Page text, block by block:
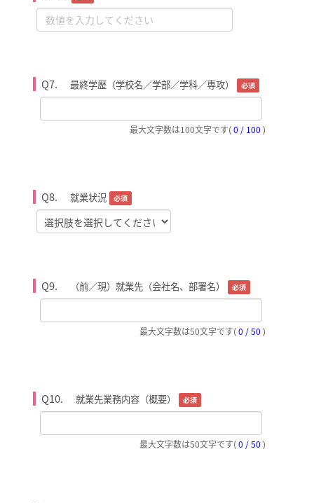
Q7. 最終学歴（学校名／学部／学科／専攻） 必須
最大文字数は100文字です(0 / 100 )
Q8. 就業状況 必須
Q9. （前／現）就業先（会社名、部署名） 必須
最大文字数は50文字です(0 / 50 )
Q10. 就業先業務内容（概要） 必須
最大文字数は50文字です(0 / 50 )